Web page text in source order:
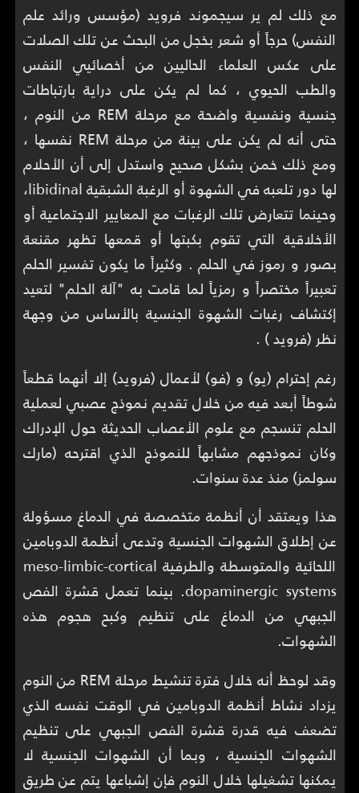
مع ذلك لم ير سيجموند فرويد (مؤسس ورائد علم
النفس) حرجاً أو شعر بخجل من البحث عن تلك الصلات
على عكس العلماء الحاليين من أخصائيي النفس
والطب الحيوي ، كما لم يكن على دراية بارتباطات
جنسية ونفسية واضحة مع مرحلة REM من النوم ،
حتى أنه لم يكن على بينة من مرحلة REM نفسها ،
ومع ذلك خمن بشكل صحيح واستدل إلى أن الأحلام
لها دور تلعبه في الشهوة أو الرغبة الشبقية libidinal،
وحينما تتعارض تلك الرغبات مع المعايير الاجتماعية أو
الأخلاقية التي تقوم بكبتها أو قمعها تظهر مقنعة
بصور و رموز في الحلم . وكثيراً ما يكون تفسير الحلم
تعبيراً مختصراً و رمزياً لما قامت به "آلة الحلم" لتعيد
إكتشاف رغبات الشهوة الجنسية بالأساس من وجهة
نظر (فرويد ) .
رغم إحترام (يو) و (فو) لأعمال (فرويد) إلا أنهما قطعاً
شوطاً أبعد فيه من خلال تقديم نموذج عصبي لعملية
الحلم تنسجم مع علوم الأعصاب الحديثة حول الإدراك
وكان نموذجهم مشابهاً للنموذج الذي اقترحه (مارك
سولمز) منذ عدة سنوات.
هذا ويعتقد أن أنظمة متخصصة في الدماغ مسؤولة
عن إطلاق الشهوات الجنسية وتدعى أنظمة الدوبامين
اللحائية والمتوسطة والطرفية meso-limbic-cortical
dopaminergic systems. بينما تعمل قشرة الفص
الجبهي من الدماغ على تنظيم وكبح هجوم هذه
الشهوات.
وقد لوحظ أنه خلال فترة تنشيط مرحلة REM من النوم
يزداد نشاط أنظمة الدوبامين في الوقت نفسه الذي
تضعف فيه قدرة قشرة الفص الجبهي على تنظيم
الشهوات الجنسية ، وبما أن الشهوات الجنسية لا
يمكنها تشغيلها خلال النوم فإن إشباعها يتم عن طريق